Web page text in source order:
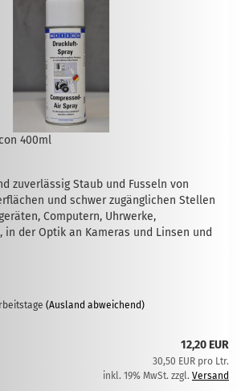
400ml
zuverlässig Staub und Fusseln von
und schwer zugänglichen Stellen
Computern, Uhrwerke,
in der Optik an Kameras und Linsen und
(Ausland abweichend)
12,20 EUR
30,50 EUR pro Ltr.
inkl. 19% MwSt. zzgl. Versand